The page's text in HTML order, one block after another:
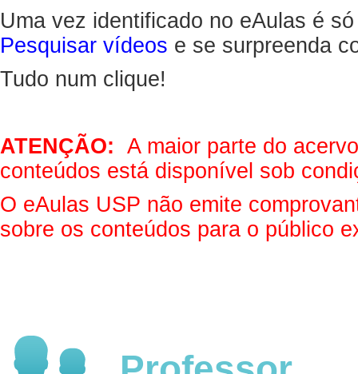
Uma vez identificado no eAulas é
Pesquisar vídeos e se surpreenda
Tudo num clique!
ATENÇÃO: A maior parte do
conteúdos está disponível sob
O eAulas USP não emite
sobre os conteúdos para o público